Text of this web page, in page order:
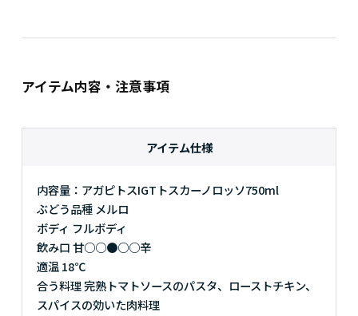
アイテム内容・注意事項
アイテム仕様
内容量：アガピトスIGTトスカーノロッソ750ml
ぶどう品種 メルロ
ボディ フルボディ
飲み口 甘○○●○○辛
適温 18℃
合う料理 完熟トマトソースのパスタ、ローストチキン、
スパイスの効いた肉料理